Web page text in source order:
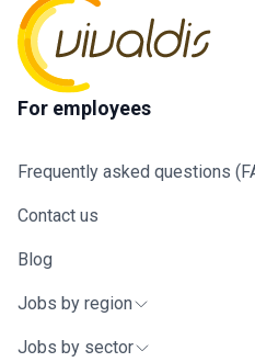
For employees
Frequently asked questions
Contact us
Blog
Jobs by region
Jobs by sector